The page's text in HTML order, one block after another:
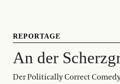
REPORTAGE
An der
Der Politically Correct